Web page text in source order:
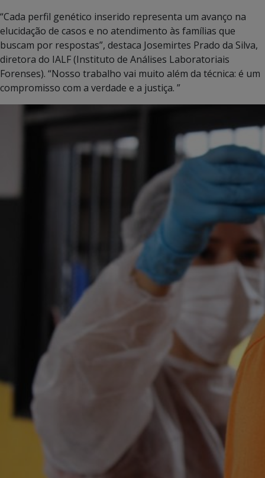
“Cada perfil genético inserido representa um avanço na
elucidação de casos e no atendimento às famílias que
buscam por respostas”, destaca Josemirtes Prado da Silva,
diretora do IALF (Instituto de Análises Laboratoriais
Forenses). “Nosso trabalho vai muito além da técnica: é um
compromisso com a verdade e a justiça. ”